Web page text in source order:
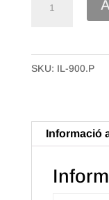
Crochet
de
SKU: IL-900.P
Informació